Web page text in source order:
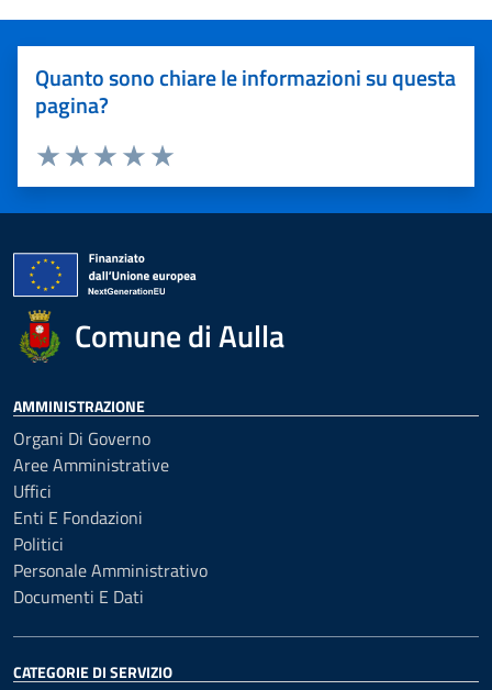
Quanto sono chiare le informazioni su questa
pagina?
Valuta 5 stelle su 5
Valuta 4 stelle su 5
Valuta 3 stelle su 5
Valuta 2 stelle su 5
Valuta 1 stelle su 5
Comune di Aulla
AMMINISTRAZIONE
Organi Di Governo
Aree Amministrative
Uffici
Enti E Fondazioni
Politici
Personale Amministrativo
Documenti E Dati
CATEGORIE DI SERVIZIO